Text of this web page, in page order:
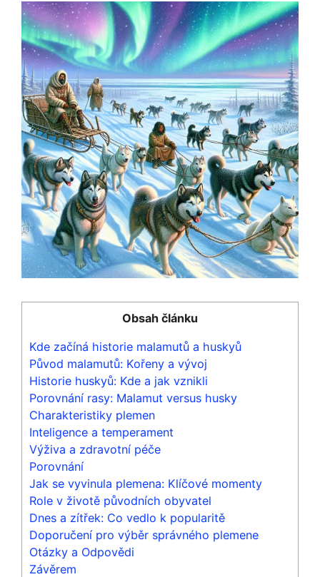
Obsah článku
Kde začíná historie malamutů a huskyů
Původ malamutů: Kořeny a vývoj
Historie huskyů: Kde a jak vznikli
Porovnání rasy: Malamut versus husky
Charakteristiky plemen
Inteligence a temperament
Výživa a zdravotní péče
Porovnání
Jak se vyvinula plemena: Klíčové momenty
Role v životě původních obyvatel
Dnes a zítřek: Co vedlo k popularitě
Doporučení pro výběr správného plemene
Otázky a Odpovědi
Závěrem